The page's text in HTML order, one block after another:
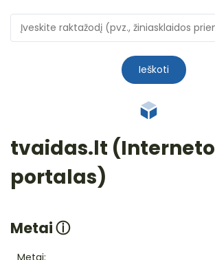
Ieškoti
tvaidas.lt (Interneto
portalas)
Metaiⓘ